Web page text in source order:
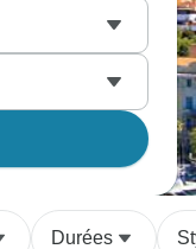
Durées